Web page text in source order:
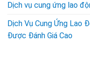
Dịch vụ cung ứng lao
Dịch Vụ Cung Ứng Lao
Được Đánh Giá Cao